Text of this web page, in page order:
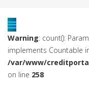
Warning: count():
implements Countable
/var/www/
on line 258